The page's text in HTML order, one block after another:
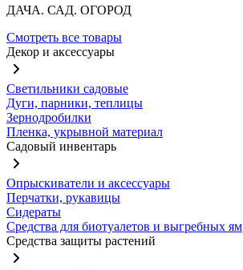
ДАЧА. САД. ОГОРОД
Смотреть все товары
Декор и аксессуары
Светильники садовые
Дуги, парники, теплицы
Зернодробилки
Пленка, укрывной материал
Садовый инвентарь
Опрыскиватели и аксессуары
Перчатки, рукавицы
Сидераты
Средства для биотуалетов и выгребных ям
Средства защиты растений